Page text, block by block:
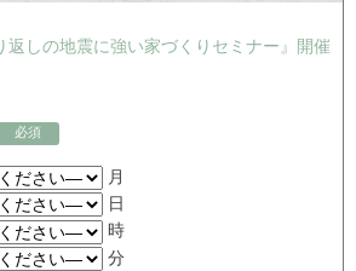
返しの地震に強い家づくりセミナー』開催
必須
月
日
時
分